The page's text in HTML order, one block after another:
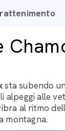
sta subendo
alpeggi alle
al ritmo
montagna.